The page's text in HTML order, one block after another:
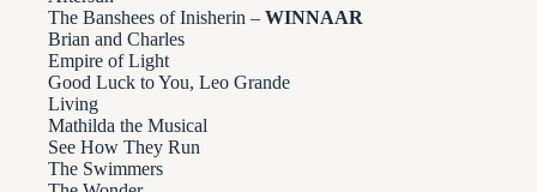
The Banshees of Inisherin – WINNAAR
Brian and Charles
Empire of Light
Good Luck to You, Leo Grande
Living
Mathilda the Musical
See How They Run
The Swimmers